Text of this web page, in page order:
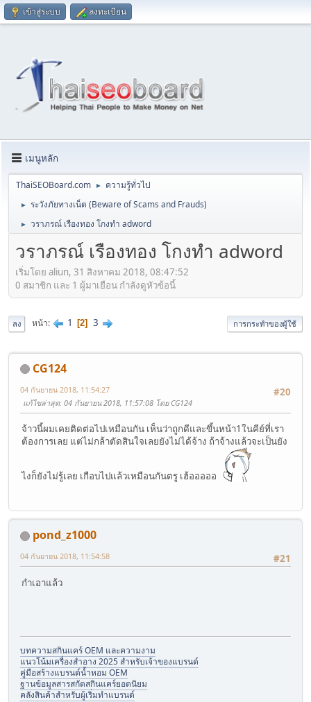
เข้าสู่ระบบ ลงทะเบียน
เมนูหลัก
ThaiSEOBoard.com ► ความรู้ทั่วไป
► ระวังภัยทางเน็ต (Beware of Scams and Frauds)
► วราภรณ์ เรืองทอง โกงทำ adword
วราภรณ์ เรืองทอง โกงทำ adword
เริ่มโดย aliun, 31 สิงหาคม 2018, 08:47:52
0 สมาชิก และ 1 ผู้มาเยือน กำลังดูหัวข้อนี้
ลง หน้า 1 2 3 การกระทำของผู้ใช้
CG124
#20
04 กันยายน 2018, 11:54:27
แก้ไขล่าสุด: 04 กันยายน 2018, 11:57:08 โดย CG124
จ้าวนี้ผมเคยติดต่อไปเหมือนกัน เห็นว่าถูกดีและขึ้นหน้า1ในคีย์ที่เรา
ต้องการเลย แต่ไม่กล้าตัดสินใจเลยยังไม่ได้จ้าง ถ้าจ้างแล้วจะเป็นยัง
ไงก็ยังไม่รู้เลย เกือบไปแล้วเหมือนกันตรู เฮ้อออออ
pond_z1000
#21
04 กันยายน 2018, 11:54:58
กำเอาแล้ว
บทความสกินแคร์ OEM และความงาม
แนวโน้มเครื่องสำอาง 2025 สำหรับเจ้าของแบรนด์
คู่มือสร้างแบรนด์น้ำหอม OEM
ฐานข้อมูลสารสกัดสกินแคร์ยอดนิยม
คลังสินค้าสำหรับผู้เริ่มทำแบรนด์